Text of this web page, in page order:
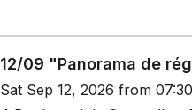
12/09 "Panorama de
Sat Sep 12, 2026 from